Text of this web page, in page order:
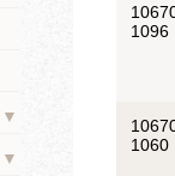
▼
▼
1096
1060